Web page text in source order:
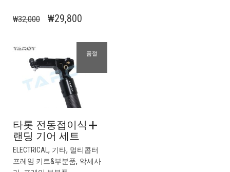
₩32,000
원
격:
₩32,000.
₩29,800
₩29,800.
품절
타롯 전동접이식
랜딩 기어 세트
ELECTRICAL, 기타, 멀티콥터
프레임 키트&부분품, 악세사